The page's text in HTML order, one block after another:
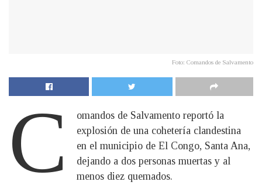
Foto: Comandos de Salvamento
C
omandos de Salvamento reportó la
explosión de una cohetería clandestina
en el municipio de El Congo, Santa Ana,
dejando a dos personas muertas y al
menos diez quemados.